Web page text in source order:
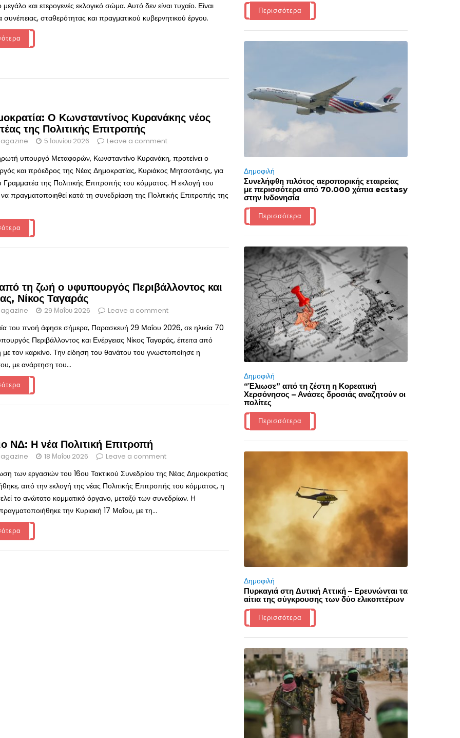
και ετερογενές εκλογικό σώμα. Αυτό δεν είναι τυχαίο. Είναι
σταθερότητας και πραγματικού κυβερνητικού έργου.
Ο Κωνσταντίνος Κυρανάκης νέος
της Πολιτικής Επιτροπής
5 Ιουνίου 2026 Leave a comment
υπουργό Μεταφορών, Κωνσταντίνο Κυρανάκη, προτείνει ο
και πρόεδρος της Νέας Δημοκρατίας, Κυριάκος Μητσοτάκης, για
Γραμματέα της Πολιτικής Επιτροπής του κόμματος. Η εκλογή του
να πραγματοποιηθεί κατά τη συνεδρίαση της Πολιτικής Επιτροπής της
τη ζωή ο υφυπουργός Περιβάλλοντος και
Νίκος Ταγαράς
29 Μαΐου 2026 Leave a comment
του πνοή άφησε σήμερα, Παρασκευή 29 Μαΐου 2026, σε ηλικία 70
Περιβάλλοντος και Ενέργειας Νίκος Ταγαράς, έπειτα από
τον καρκίνο. Την είδηση του θανάτου του γνωστοποίησε η
με ανάρτηση του...
ΝΔ: Η νέα Πολιτική Επιτροπή
18 Μαΐου 2026 Leave a comment
των εργασιών του 16ου Τακτικού Συνεδρίου της Νέας Δημοκρατίας
από την εκλογή της νέας Πολιτικής Επιτροπής του κόμματος, η
το ανώτατο κομματικό όργανο, μεταξύ των συνεδρίων. Η
την Κυριακή 17 Μαΐου, με τη...
Περισσότερα
Δημοφιλή
Συνελήφθη πιλότος αεροπορικής εταιρείας
με περισσότερα από 70.000 χάπια ecstasy
στην Ινδονησία
Περισσότερα
Δημοφιλή
“Έλιωσε” από τη ζέστη η Κορεατική
Χερσόνησος – Ανάσες δροσιάς αναζητούν οι
πολίτες
Περισσότερα
Δημοφιλή
Πυρκαγιά στη Δυτική Αττική – Ερευνώνται τα
αίτια της σύγκρουσης των δύο ελικοπτέρων
Περισσότερα